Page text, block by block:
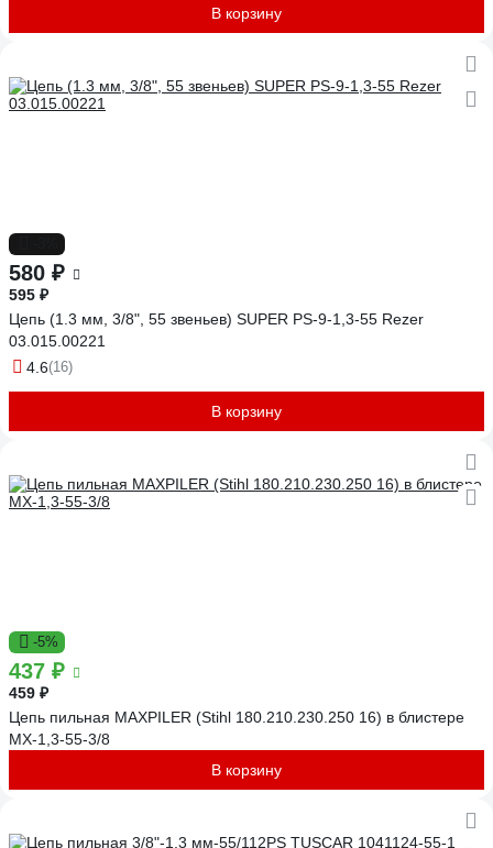
В корзину
580 ₽
595 ₽
Цепь (1.3 мм, 3/8", 55 звеньев) SUPER PS-9-1,3-55 Rezer
03.015.00221
4.6(16)
В корзину
-5%
437 ₽
459 ₽
Цепь пильная MAXPILER (Stihl 180.210.230.250 16) в блистере
MX-1,3-55-3/8
В корзину